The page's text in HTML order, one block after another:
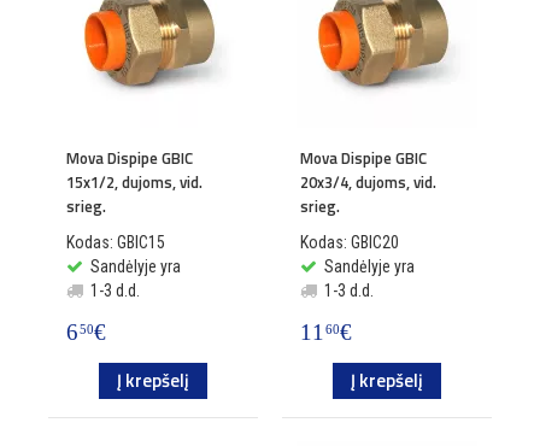
Mova Dispipe GBIC
15x1/2, dujoms, vid.
srieg.
Kodas: GBIC15
Sandėlyje yra
1-3 d.d.
650€
Į krepšelį
Mova Dispipe GBIC
20x3/4, dujoms, vid.
srieg.
Kodas: GBIC20
Sandėlyje yra
1-3 d.d.
1160€
Į krepšelį